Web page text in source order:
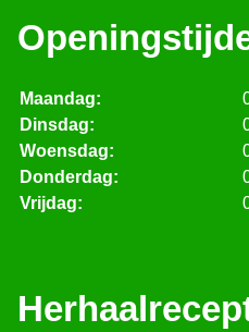
Maandag:
Dinsdag:
Woensdag:
Donderdag:
Vrijdag: